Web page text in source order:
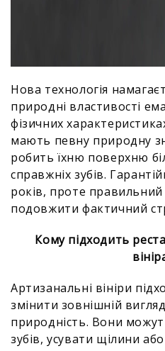
Нова технологія
природні властивості
фізичних
мають певну природну
робить їхню поверхню
справжніх зубів.
років, проте
подовжити фактичний
Кому підходить
Артизанальні вініри
змінити зовнішній
природність. Вони
зубів, усувати щілини